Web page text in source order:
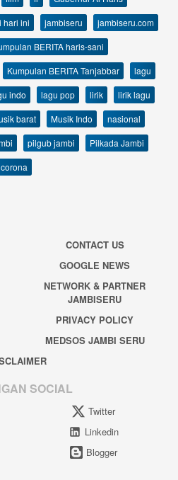
hari ini jambiseru
jambiseru.com
BERITA haris-sani
Kumpulan BERITA Tanjabbar
lagu
indo lagu pop lirik
lirik lagu
barat Musik Indo
nasional
pilgub jambi
Pilkada Jambi
CONTACT US
GOOGLE NEWS
NETWORK & PARTNER
JAMBISERU
PRIVACY POLICY
MEDSOS JAMBI SERU
SOCIAL
Twitter
Linkedin
Blogger